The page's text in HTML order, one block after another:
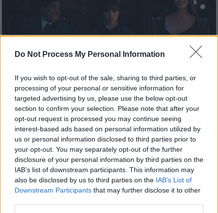
Do Not Process My Personal Information
If you wish to opt-out of the sale, sharing to third parties, or
processing of your personal or sensitive information for
targeted advertising by us, please use the below opt-out
section to confirm your selection. Please note that after your
opt-out request is processed you may continue seeing
interest-based ads based on personal information utilized by
us or personal information disclosed to third parties prior to
your opt-out. You may separately opt-out of the further
disclosure of your personal information by third parties on the
IAB’s list of downstream participants. This information may
also be disclosed by us to third parties on the IAB’s List of
Downstream Participants that may further disclose it to other
Σινεμά|18.08.2022 12:42
Wednesday: Κυκλοφόρησε το τρέιλερ
της νέας σειράς του Τιμ Μπάρτον -
Πρωταγωνιστεί η Κάθριν Ζέτα Τζόουνς
Η νέα σειρά θα προβληθεί στο Netflix και θ'
αποτελείται από 8 επεισόδια